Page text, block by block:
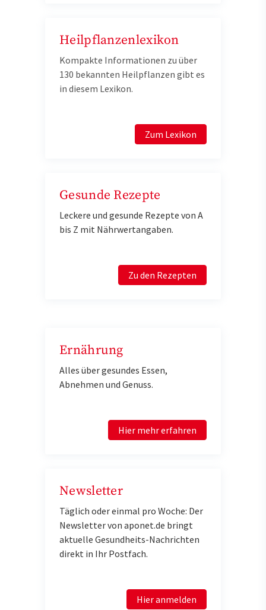
Heilpflanzenlexikon
Kompakte Informationen zu über
130 bekannten Heilpflanzen gibt es
in diesem Lexikon.
Zum Lexikon
Gesunde Rezepte
Leckere und gesunde Rezepte von A
bis Z mit Nährwertangaben.
Zu den Rezepten
Ernährung
Alles über gesundes Essen,
Abnehmen und Genuss.
Hier mehr erfahren
Newsletter
Täglich oder einmal pro Woche: Der
Newsletter von aponet.de bringt
aktuelle Gesundheits-Nachrichten
direkt in Ihr Postfach.
Hier anmelden